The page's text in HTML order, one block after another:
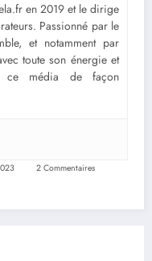
en 2019 et le dirige
Passionné par le
et notamment par
toute son énergie et
ce média de façon
2 Commentaires